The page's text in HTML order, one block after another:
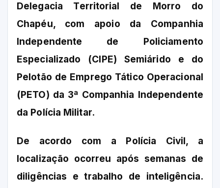
Delegacia Territorial de Morro do
Chapéu, com apoio da Companhia
Independente de Policiamento
Especializado (CIPE) Semiárido e do
Pelotão de Emprego Tático Operacional
(PETO) da 3ª Companhia Independente
da Polícia Militar.
De acordo com a Polícia Civil, a
localização ocorreu após semanas de
diligências e trabalho de inteligência.